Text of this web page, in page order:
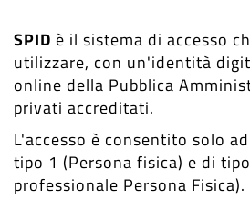
SPID è il sistema di accesso
utilizzare, con un'identità
online della Pubblica
privati accreditati.
L'accesso è consentito solo
tipo 1 (Persona fisica) e di
professionale Persona Fisica).